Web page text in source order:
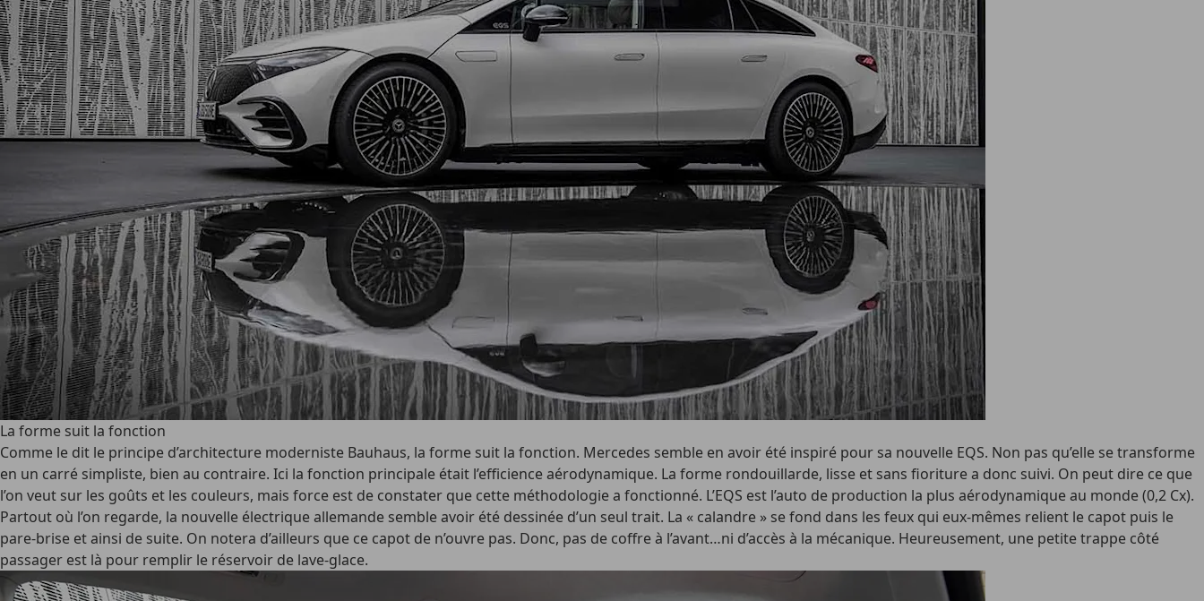
La forme suit la fonction
Comme le dit le principe d’architecture moderniste Bauhaus, la forme suit la fonction. Mercedes semble en avoir été inspiré pour sa nouvelle EQS. Non pas qu’elle se transforme
en un carré simpliste, bien au contraire. Ici la fonction principale était l’efficience aérodynamique. La forme rondouillarde, lisse et sans fioriture a donc suivi. On peut dire ce que
l’on veut sur les goûts et les couleurs, mais force est de constater que cette méthodologie a fonctionné. L’EQS est l’auto de production la plus aérodynamique au monde (0,2 Cx).
Partout où l’on regarde, la nouvelle électrique allemande semble avoir été dessinée d’un seul trait. La « calandre » se fond dans les feux qui eux-mêmes relient le capot puis le
pare-brise et ainsi de suite. On notera d’ailleurs que ce capot de n’ouvre pas. Donc, pas de coffre à l’avant…ni d’accès à la mécanique. Heureusement, une petite trappe côté
passager est là pour remplir le réservoir de lave-glace.